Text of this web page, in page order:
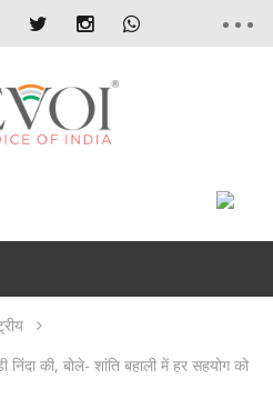
की, बोले- शांति बहाली में हर सहयोग को